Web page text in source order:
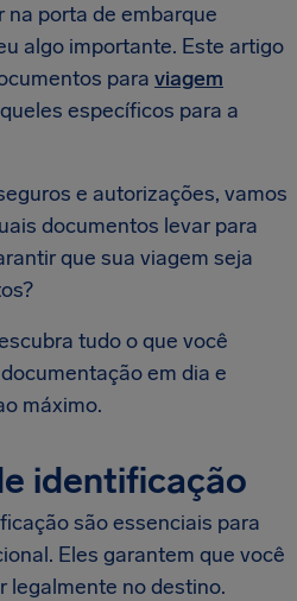
porta de embarque
algo importante. Este artigo
para viagem
específicos para a
e autorizações, vamos
documentos levar para
que sua viagem seja
tudo o que você
em dia e
máximo.
identificação
são essenciais para
Eles garantem que você
legalmente no destino.